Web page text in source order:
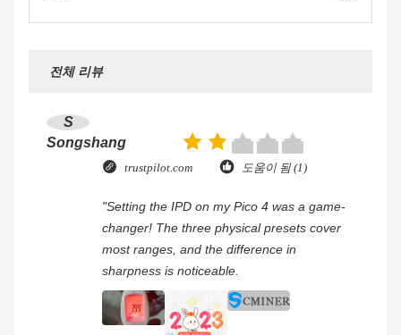
전체 리뷰
S
Songshang
trustpilot.com 도움이 됨 (1)
"Setting the IPD on my Pico 4 was a game-
changer! The three physical presets cover
most ranges, and the difference in
sharpness is noticeable.